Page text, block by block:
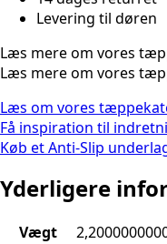
Levering til døren
Læs mere om vores
Læs mere om vores
Læs om vores
Få inspiration til
Køb et Anti-Slip
Yderligere
Vægt